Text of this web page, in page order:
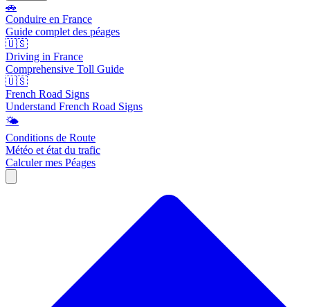
🚗
Conduire en France
Guide complet des péages
🇺🇸
Driving in France
Comprehensive Toll Guide
🇺🇸
French Road Signs
Understand French Road Signs
🌤️
Conditions de Route
Météo et état du trafic
Calculer mes Péages